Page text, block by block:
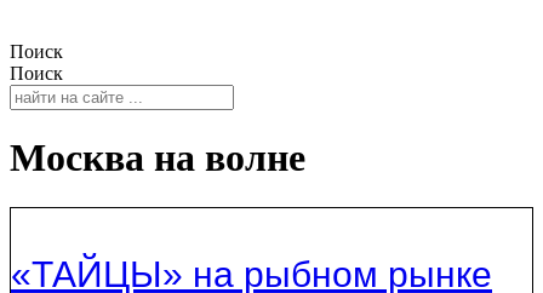
Поиск
Поиск
Москва на волне
«ТАЙЦЫ» на рыбном рынке